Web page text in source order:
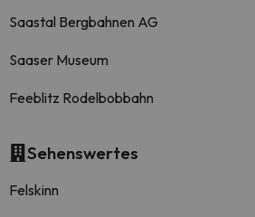
Saastal Bergbahnen AG
Saaser Museum
Feeblitz Rodelbobbahn
Sehenswertes
Felskinn